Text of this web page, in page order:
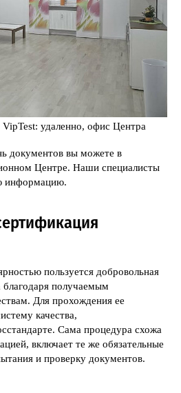
удаленно, офис Центра
документов вы можете в
Центре. Наши специалисты
информацию.
пользуется добровольная
получаемым
Для прохождения ее
качества,
Сама процедура схожа
включает те же обязательные
и проверку документов.